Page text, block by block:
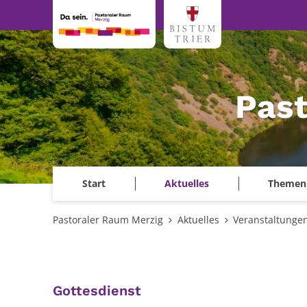
Start Aktuelles Themen
Pastoraler Raum Merzig Aktuelles
Gottesdienst: